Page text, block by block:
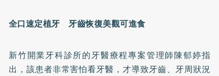
全口速定植牙 牙齒恢復美觀可進食
新竹開業牙科診所的牙醫療程專案管理師陳郁婷指
出，該患者非常害怕看牙醫，才導致牙齒、牙周狀況